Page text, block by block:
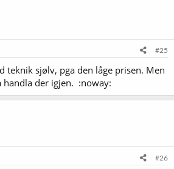
#25
teknik sjølv, pga den låge prisen. Men
der igjen. :noway:
#26